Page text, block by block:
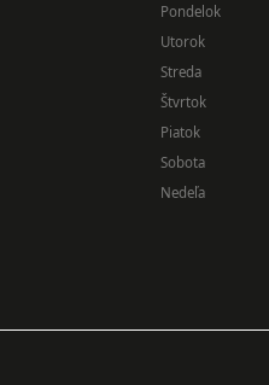
Pondelok
Utorok
Streda
Štvrtok
Piatok
Sobota
Nedeľa